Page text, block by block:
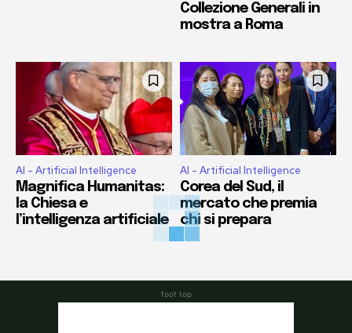
Collezione Generali in
mostra a Roma
AI - Artificial Intelligence
Magnifica Humanitas:
la Chiesa e
l’intelligenza artificiale
AI - Artificial Intelligence
Corea del Sud, il
mercato che premia
chi si prepara
foot top